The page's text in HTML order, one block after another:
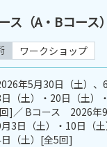
ス（A・Bコース）
ワークショップ
年5月30日（土）、
日（土）・20日（土）
回]／ Bコース 2026年
月3日（土）・10日（
日（土）[全5回]